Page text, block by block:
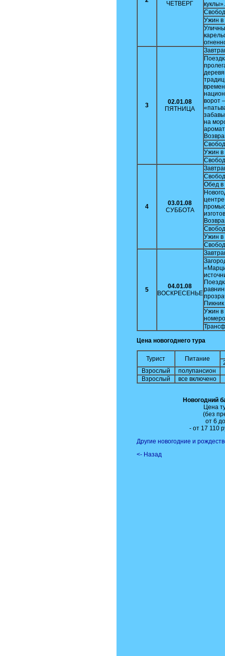
ЧЕТВЕРГ
куклы».
Ужин в
3
02.01.08
ПЯТНИЦА
ворот
на
Ужин в
4
03.01.08
СУББОТА
Обед в
Ужин в
5
04.01.08
ВОСКРЕСЕНЬЕ
Ужин в
Цена новогоднего тура
Турист Питание
Взрослый
полупансион
Взрослый
все включено
Новогодний
Цена
(без
от 6
- от 17 110
Другие новогодние и
<- Назад